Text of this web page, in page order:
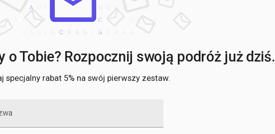
o Tobie? Rozpocznij swoją podróż już dziś.
specjalny rabat 5% na swój pierwszy zestaw.